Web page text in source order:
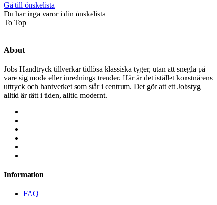
Gå till önskelista
Du har inga varor i din önskelista.
To Top
About
Jobs Handtryck tillverkar tidlösa klassiska tyger, utan att snegla på
vare sig mode eller inrednings-trender. Här är det istället konstnärens
uttryck och hantverket som står i centrum. Det gör att ett Jobstyg
alltid är rätt i tiden, alltid modernt.
Information
FAQ